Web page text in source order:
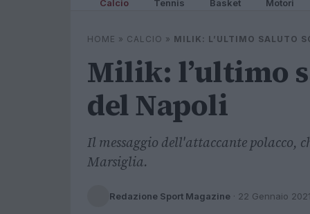
Calcio Tennis Basket Motori
HOME » CALCIO » MILIK: L’ULTIMO SALUTO
Milik: l’ultimo
del Napoli
Il messaggio dell'attaccante polacco,
Marsiglia.
Redazione Sport Magazine · 22 Gennaio 2021